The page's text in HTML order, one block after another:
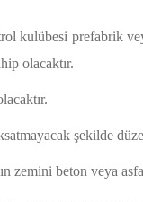
kulübesi prefabrik
olacaktır.
şekilde
zemini beton veya